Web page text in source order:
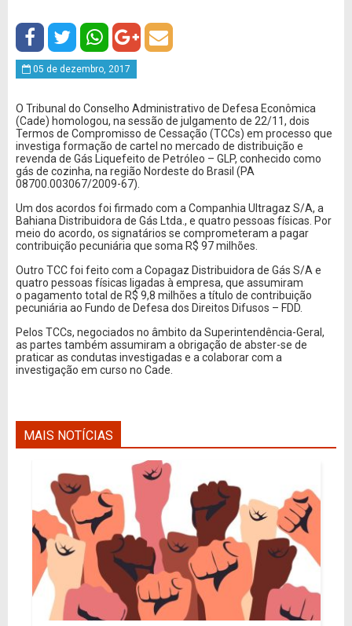
05 de dezembro, 2017
O Tribunal do Conselho Administrativo de Defesa Econômica
(Cade) homologou, na sessão de julgamento de 22/11, dois
Termos de Compromisso de Cessação (TCCs) em processo que
investiga formação de cartel no mercado de distribuição e
revenda de Gás Liquefeito de Petróleo – GLP, conhecido como
gás de cozinha, na região Nordeste do Brasil (PA
08700.003067/2009-67).
Um dos acordos foi firmado com a Companhia Ultragaz S/A, a
Bahiana Distribuidora de Gás Ltda., e quatro pessoas físicas. Por
meio do acordo, os signatários se comprometeram a pagar
contribuição pecuniária que soma R$ 97 milhões.
Outro TCC foi feito com a Copagaz Distribuidora de Gás S/A e
quatro pessoas físicas ligadas à empresa, que assumiram
o pagamento total de R$ 9,8 milhões a título de contribuição
pecuniária ao Fundo de Defesa dos Direitos Difusos – FDD.
Pelos TCCs, negociados no âmbito da Superintendência-Geral,
as partes também assumiram a obrigação de abster-se de
praticar as condutas investigadas e a colaborar com a
investigação em curso no Cade.
MAIS NOTÍCIAS